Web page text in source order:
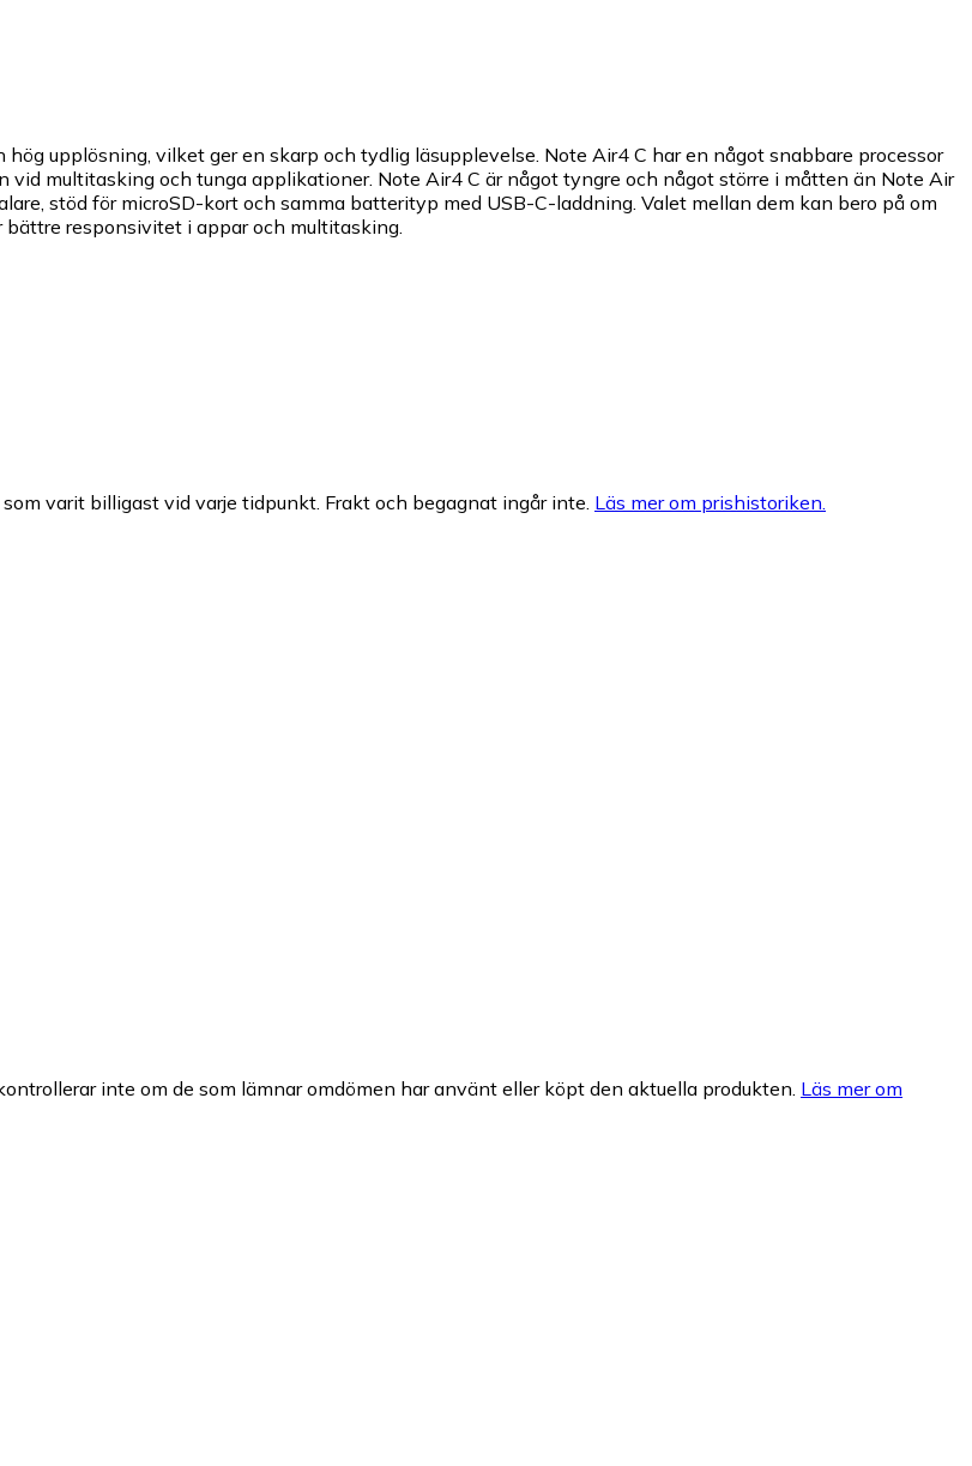
upplösning, vilket ger en skarp och tydlig läsupplevelse. Note Air4 C har en något snabbare processor
multitasking och tunga applikationer. Note Air4 C är något tyngre och något större i måtten än Note Air
stöd för microSD-kort och samma batterityp med USB-C-laddning. Valet mellan dem kan bero på om
responsivitet i appar och multitasking.
varit billigast vid varje tidpunkt. Frakt och begagnat ingår inte. Läs mer om prishistoriken.
inte om de som lämnar omdömen har använt eller köpt den aktuella produkten. Läs mer om